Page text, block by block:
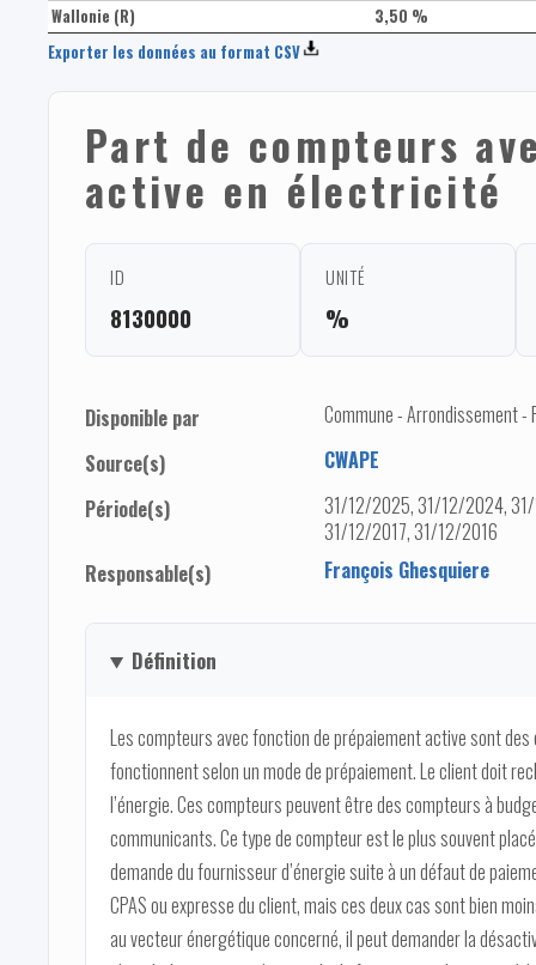
Wallonie (R)
3,50 %
Exporter les données au format CSV
Part de compteurs
active en électricité
ID
8130000
UNITÉ
%
Disponible par
Commune - Arrondissement -
Source(s)
CWAPE
Période(s)
31/12/2025, 31/12/2024,
31/12/2017, 31/12/2016
Responsable(s)
François Ghesquiere
Définition
Les compteurs avec fonction de prépaiement active sont
fonctionnent selon un mode de prépaiement. Le client doit
l’énergie. Ces compteurs peuvent être des compteurs à
communicants. Ce type de compteur est le plus souvent
demande du fournisseur d’énergie suite à un défaut de
CPAS ou expresse du client, mais ces deux cas sont bien
au vecteur énergétique concerné, il peut demander la